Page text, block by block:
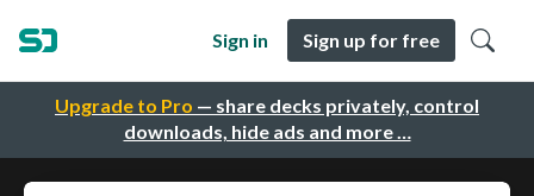
Upgrade to Pro — share decks privately, control
downloads, hide ads and more …
Sign in Sign up for free